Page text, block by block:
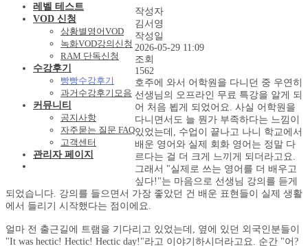
레벨 테스트
VOD 신청
상황별영어VOD
녹화VOD강의신청
RAM 단독신청
수강후기
빵빵수강후기
과거수강후기모음
커뮤니티
공지사항
자주묻는 질문 FAQ
고객센터
관리자 페이지
작성자
김서영
작성일
2026-05-29 11:09
조회
1562
호주에 와서 어학원을 다니던 중 우연히
선생님의 오프라인 무료 특강을 알게 되
어 처음 뵙게 되었어요. 사실 어학원을
다니면서도 늘 뭔가 부족하다는 느낌이
있었는데, 수업이 끝나고 나니 학교에서
배운 영어와 실제 회화 영어는 정말 다
르다는 걸 더 크게 느끼게 되더라고요.
그래서 "실제로 쓰는 영어를 더 배우고
싶다!"는 마음으로 선생님 강의를 듣게
되었습니다. 강의를 들으면서 가장 좋았던 건 배운 표현들이 실제 생활
에서 들리기 시작했다는 점이에요.
얼마 전 출근길에 트램을 기다리고 있었는데, 옆에 있던 외국인분들이
"It was hectic! Hectic! Hectic day!"라고 이야기하시더라고요. 순간 "어?